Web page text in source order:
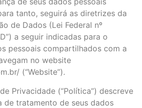
tanto, seguirá as diretrizes da
de Dados (Lei Federal nº
a seguir indicadas para o
pessoais compartilhados com a
no website
(“Website”).
Privacidade (“Política”) descreve
de tratamento de seus dados